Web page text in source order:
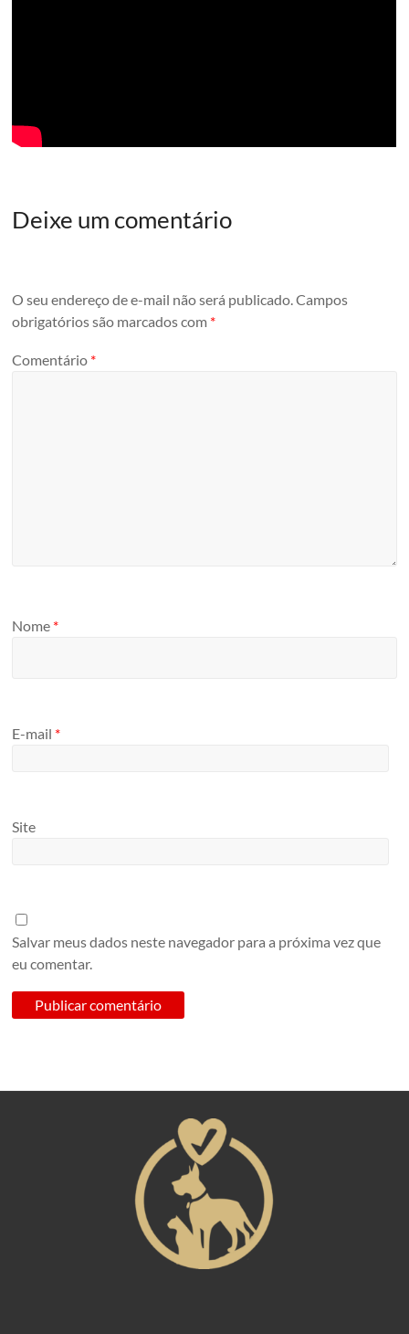
Deixe um comentário
O seu endereço de e-mail não será publicado.Campos
obrigatórios são marcados com *
Comentário *
Nome *
E-mail *
Site
Salvar meus dados neste navegador para a próxima vez que
eu comentar.